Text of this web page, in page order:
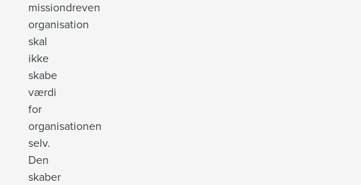
missiondreven
organisation
skal
ikke
skabe
værdi
for
organisationen
selv.
Den
skaber